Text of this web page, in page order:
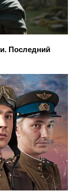
Последний